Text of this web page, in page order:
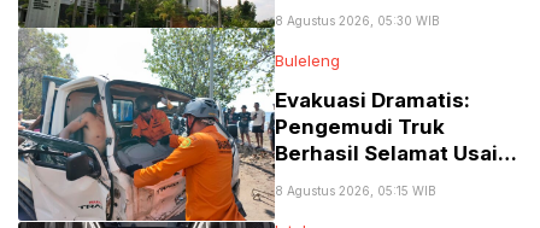
Sanksi Skorsing
8 Agustus 2026, 05:30 WIB
Buleleng
Evakuasi Dramatis:
Pengemudi Truk
Berhasil Selamat Usai
Terjepit Kecelakaan
8 Agustus 2026, 05:15 WIB